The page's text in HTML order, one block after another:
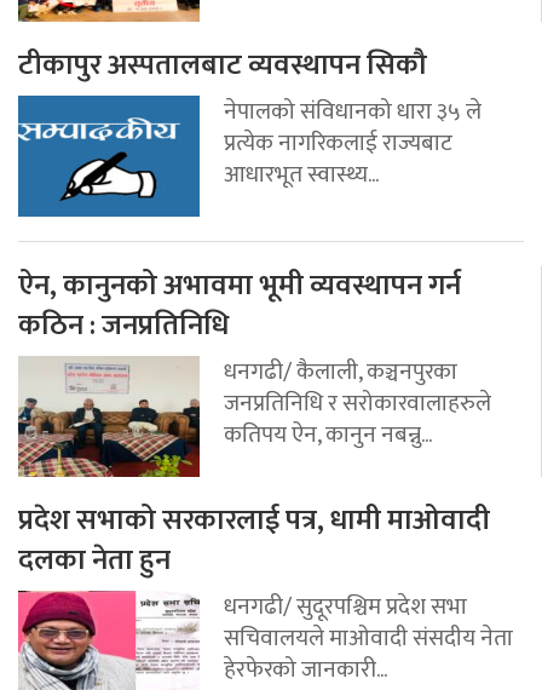
टीकापुर अस्पतालबाट व्यवस्थापन सिकौ
नेपालको संविधानको धारा ३५ ले
प्रत्येक नागरिकलाई राज्यबाट
आधारभूत स्वास्थ्य...
ऐन, कानुनको अभावमा भूमी व्यवस्थापन गर्न
कठिन : जनप्रतिनिधि
धनगढी/ कैलाली, कञ्चनपुरका
जनप्रतिनिधि र सरोकारवालाहरुले
कतिपय ऐन, कानुन नबन्नु...
प्रदेश सभाको सरकारलाई पत्र, धामी माओवादी
दलका नेता हुन
धनगढी/ सुदूरपश्चिम प्रदेश सभा
सचिवालयले माओवादी संसदीय नेता
हेरफेरको जानकारी...